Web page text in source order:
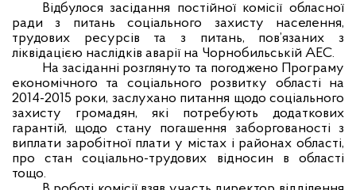
Відбулося засідання постійної комісії обласної
ради з питань соціального захисту населення,
трудових ресурсів та з питань, пов’язаних з
ліквідацією наслідків аварії на Чорнобильській АЕС.
На засіданні розглянуто та погоджено Програму
економічного та соціального розвитку області на
2014-2015 роки, заслухано питання щодо соціального
захисту громадян, які потребують додаткових
гарантій, щодо стану погашення заборгованості з
виплати заробітної плати у містах і районах області,
про стан соціально-трудових відносин в області
тощо.